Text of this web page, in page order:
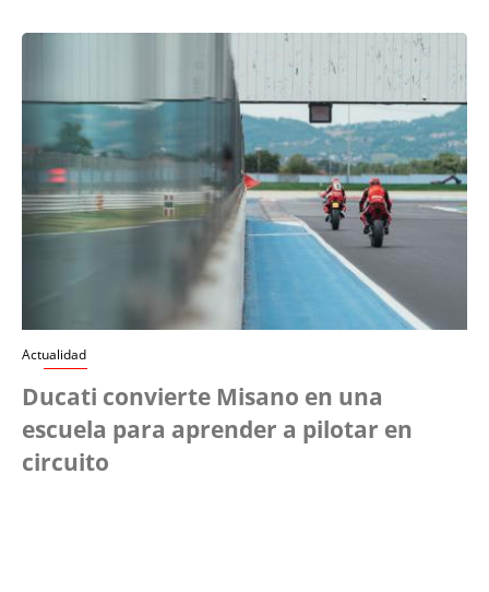
Actualidad
Ducati convierte Misano en una
escuela para aprender a pilotar en
circuito